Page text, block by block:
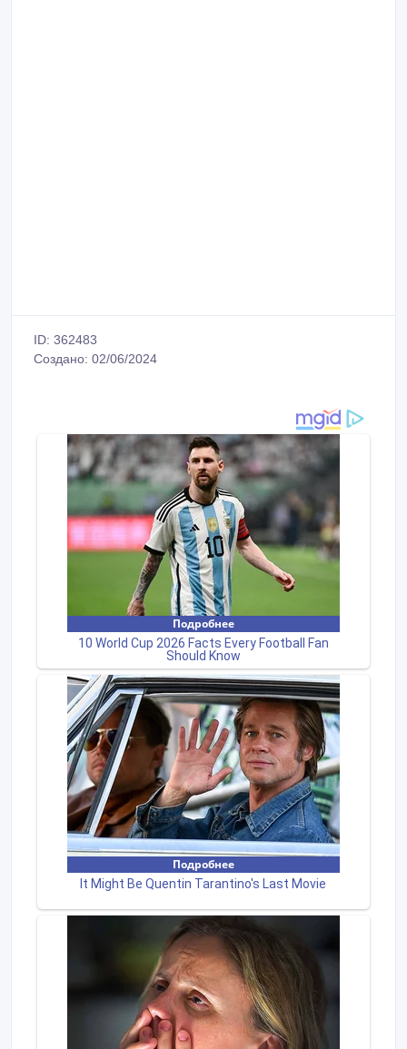
ID: 362483
Создано: 02/06/2024